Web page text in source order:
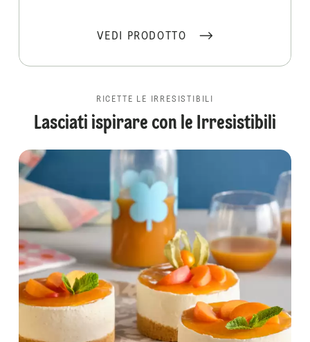
VEDI PRODOTTO
RICETTE LE IRRESISTIBILI
Lasciati ispirare con le Irresistibili